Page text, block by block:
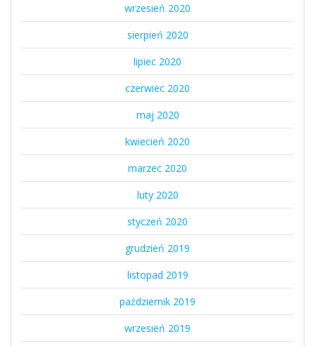
wrzesień 2020
sierpień 2020
lipiec 2020
czerwiec 2020
maj 2020
kwiecień 2020
marzec 2020
luty 2020
styczeń 2020
grudzień 2019
listopad 2019
październik 2019
wrzesień 2019